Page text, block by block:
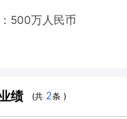
500万人民币
绩 (共 2条 )